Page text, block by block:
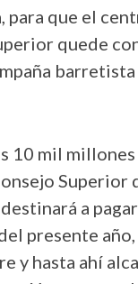
para que el
quede
barretista
10 mil
Superior
a
presente
y hasta ahí